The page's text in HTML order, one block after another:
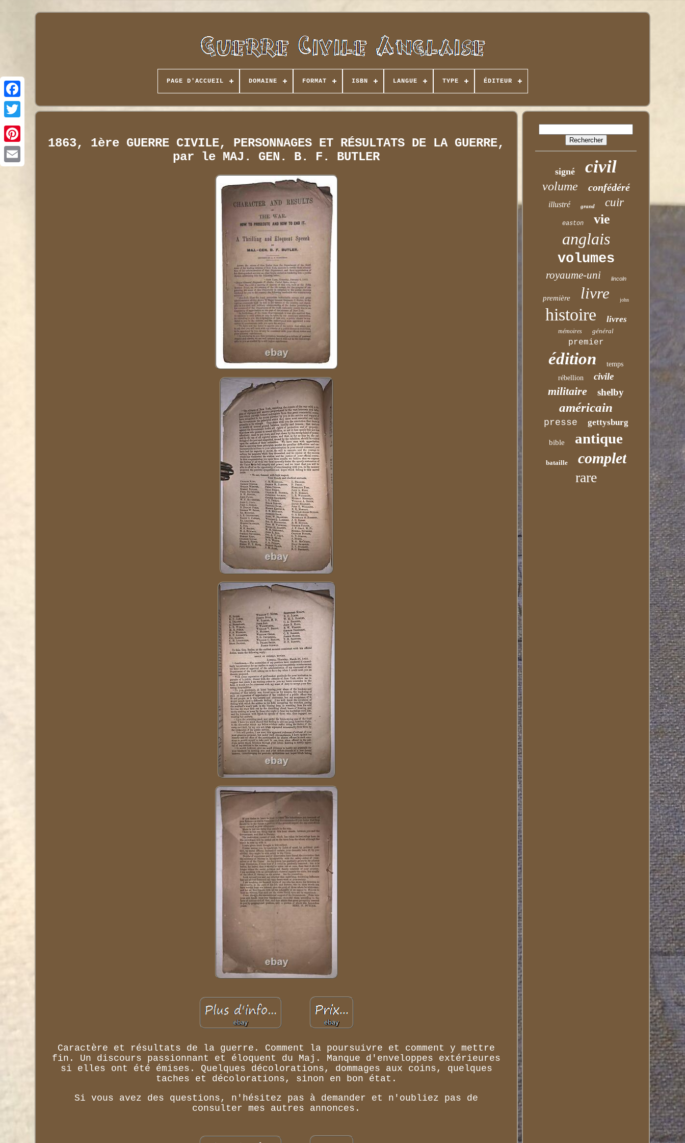
PAGE D'ACCUEIL DOMAINE FORMAT ISBN LANGUE TYPE ÉDITEUR
1863, 1ère GUERRE CIVILE, PERSONNAGES ET RÉSULTATS DE LA GUERRE,
par le MAJ. GEN. B. F. BUTLER
Caractère et résultats de la guerre. Comment la poursuivre et comment y mettre
fin. Un discours passionnant et éloquent du Maj. Manque d'enveloppes extérieures
si elles ont été émises. Quelques décolorations, dommages aux coins, quelques
taches et décolorations, sinon en bon état.
Si vous avez des questions, n'hésitez pas à demander et n'oubliez pas de
consulter mes autres annonces.
signé civil
volume confédéré
illustré grand cuir
easton vie
anglais
volumes
royaume-uni lincoln
première livre john
histoire livres
mémoires général
premier
édition
temps
rébellion
civile
militaire shelby
américain
presse gettysburg
bible antique
bataille complet
rare